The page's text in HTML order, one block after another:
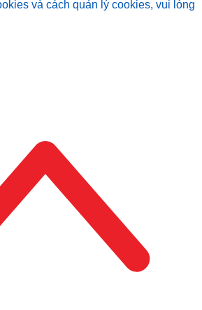
và cách quản lý cookies, vui lòng